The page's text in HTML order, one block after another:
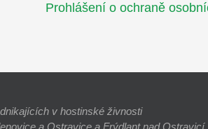
Prohlášení o ochraně
v hostinské živnosti
a Ostravice a Frýdlant nad Ostravicí.